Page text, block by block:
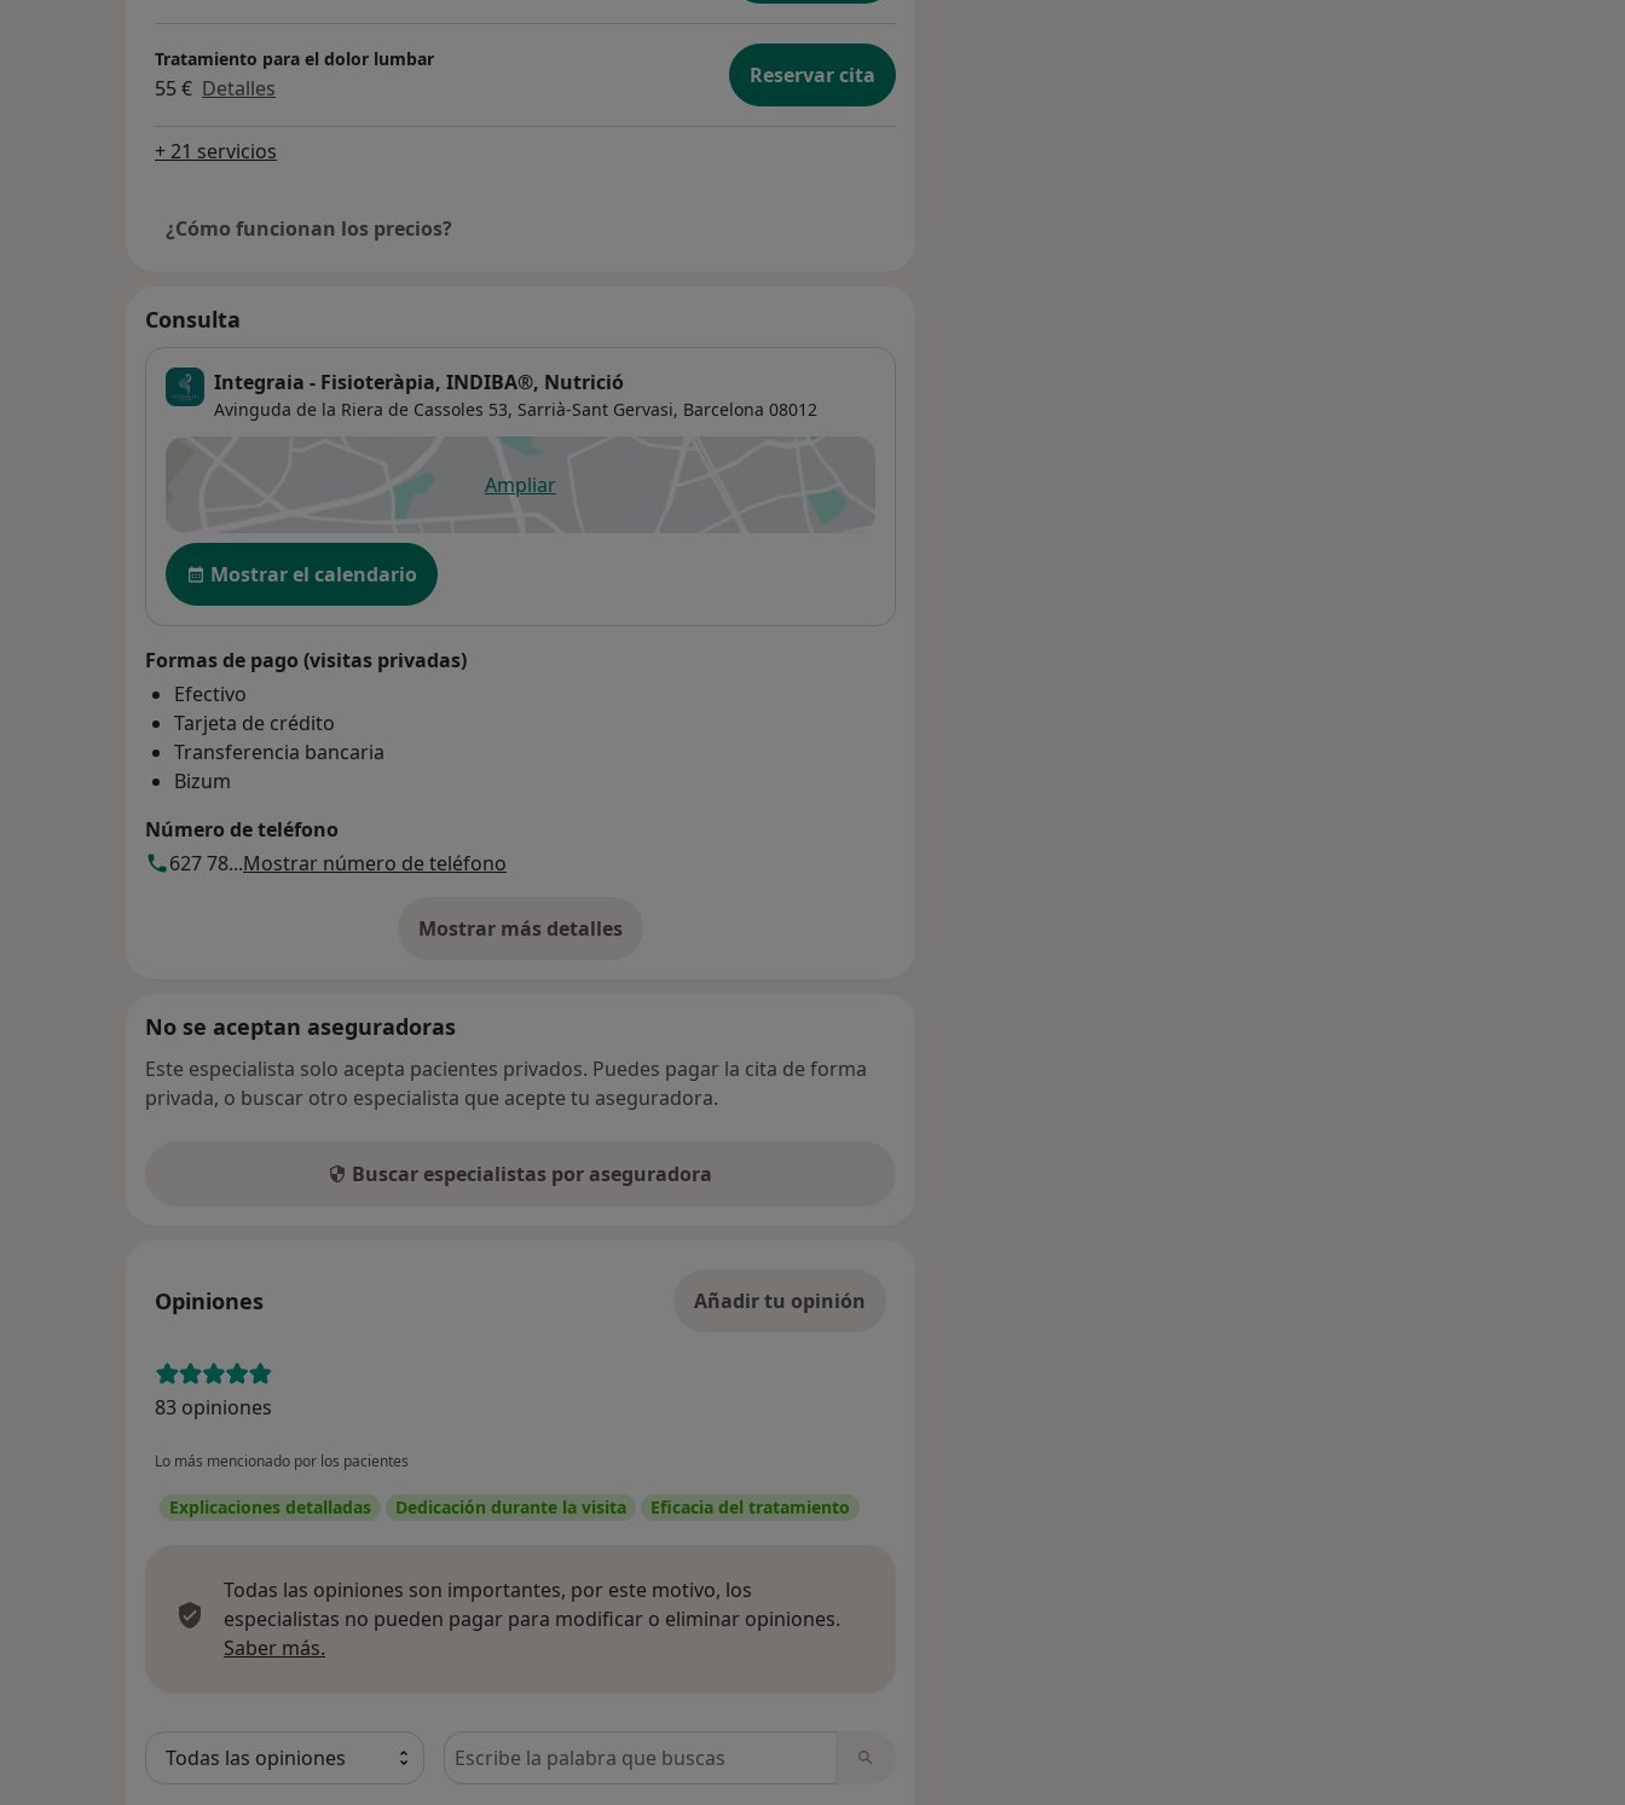
Tratamiento para el dolor lumbar
55 € Detalles Reservar cita
+ 21 servicios
¿Cómo funcionan los precios?
Consulta
Integraia - Fisioteràpia, INDIBA®, Nutrició
Avinguda de la Riera de Cassoles 53, Sarrià-Sant Gervasi, Barcelona 08012
Ampliarse abre en una nueva pestaña
Disponibilidad
Mostrar el calendario
Formas de pago (visitas privadas)
Efectivo
Tarjeta de crédito
Transferencia bancaria
Bizum
Número de teléfono
627 78...Mostrar número de teléfono
Mostrar más detalles
sobre la dirección
No se aceptan aseguradoras
Este especialista solo acepta pacientes privados. Puedes pagar la cita de forma
privada, o buscar otro especialista que acepte tu aseguradora.
Buscar especialistas por aseguradora
Opiniones Añadir tu opinión
83 opiniones
Lo más mencionado por los pacientes
Explicaciones detalladas Dedicación durante la visita Eficacia del tratamiento
Todas las opiniones son importantes, por este motivo, los
especialistas no pueden pagar para modificar o eliminar opiniones.
Saber más.
Busca en opiniones